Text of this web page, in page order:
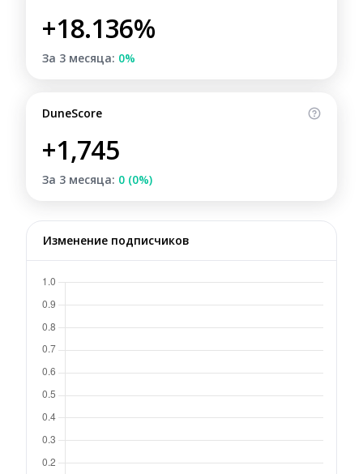
+18.136%
За 3 месяца: 0%
DuneScore
+1,745
За 3 месяца: 0 (0%)
Изменение подписчиков